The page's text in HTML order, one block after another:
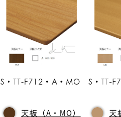
S・TT-F712・A・MO
天板（A・MO）
S・TT-
天